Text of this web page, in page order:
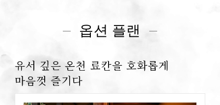
옵션 플랜
유서 깊은 온천 료칸을 호화롭게
마음껏 즐기다